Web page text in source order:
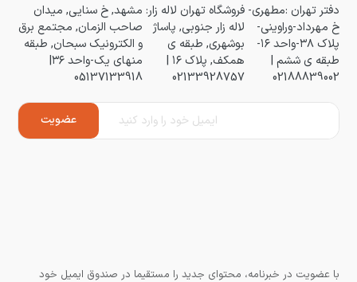
دفتر تهران :مطهری-
خ مهرداد-وراوینی-
پلاک ۳۸-واحد ۱۶-
طبقه ی ششم |
02188839002
فروشگاه تهران لاله زار:
لاله زار جنوبی, پاساژ
بوشهری, طبقه ی
همکف, پلاک ۱۶ |
02133928757
مشهد, خ سنایی, میدان
صاحب الزمان, مجتمع برق
و الکترونیک سبحان, طبقه
منهای یک-واحد ۳۶|
05137133918
با عضویت در خبرنامه، محتوای جدید را مستقیما در صندوق ایمیل خود